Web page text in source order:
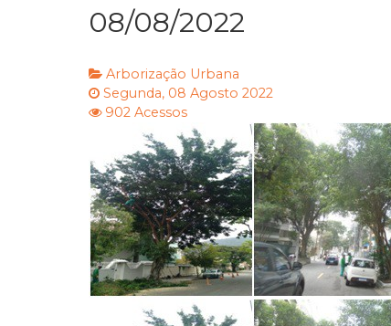
08/08/2022
Arborização Urbana
Segunda, 08 Agosto 2022
902 Acessos